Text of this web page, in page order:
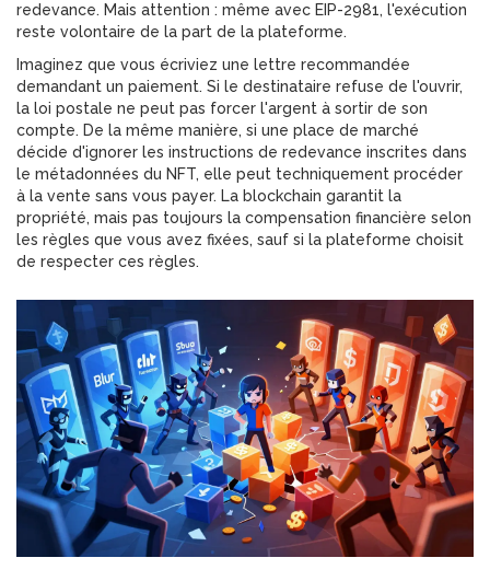
redevance. Mais attention : même avec EIP-2981, l'exécution
reste volontaire de la part de la plateforme.
Imaginez que vous écriviez une lettre recommandée
demandant un paiement. Si le destinataire refuse de l'ouvrir,
la loi postale ne peut pas forcer l'argent à sortir de son
compte. De la même manière, si une place de marché
décide d'ignorer les instructions de redevance inscrites dans
le métadonnées du NFT, elle peut techniquement procéder
à la vente sans vous payer. La blockchain garantit la
propriété, mais pas toujours la compensation financière selon
les règles que vous avez fixées, sauf si la plateforme choisit
de respecter ces règles.